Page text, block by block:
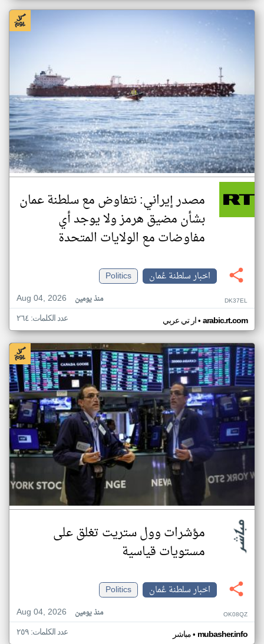
مصدر إيراني: نتفاوض مع سلطنة عمان
بشأن مضيق هرمز ولا يوجد أي
مفاوضات مع الولايات المتحدة
اخبار سلطنة عُمان
Politics
Aug 04, 2026
منذ يومين DK37EL
ار تي عربي• arabic.rt.com عدد الكلمات: ٢٦٤
مؤشرات وول ستريت تغلق على
مستويات قياسية
اخبار سلطنة عُمان
Politics
Aug 04, 2026
منذ يومين OK08QZ
مباشر• mubasher.info عدد الكلمات: ٢٥٩